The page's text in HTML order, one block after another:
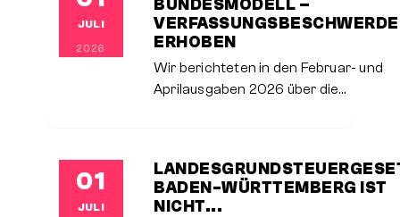
dem BMF-Schreiben vom
JULI
2026
BUNDESMODELL –
VERFASSUNGSBESCHWERDE
ERHOBEN
Wir berichteten in den Februar- und
Aprilausgaben 2026 über die
Bundesmodell, welche der BFH für
verfassungskonform erachtet.Der
01
JULI
BADEN-WÜRTTEMBERG IST
NICHT...